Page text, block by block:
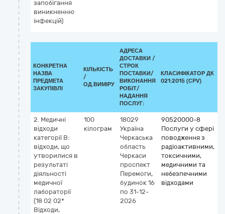
запобігання
виникненню
інфекцій)
КОНКРЕТНА
НАЗВА
ПРЕДМЕТА
ЗАКУПІВЛІ
КІЛЬКІСТЬ
/
ОД.ВИМІРУ
АДРЕСА
ДОСТАВКИ /
СТРОК
ПОСТАВКИ/
ВИКОНАННЯ
РОБІТ/
НАДАННЯ
ПОСЛУГ:
КЛАСИФІКАТОР ДК
021:2015 (CPV)
2. Медичні
відходи
категорії В:
відходи, що
утворилися в
результаті
діяльності
медичної
лабораторії
(18 02 02*
Відходи,
100
кілограм
18029
Україна
Черкаська
область
Черкаси
проспект
Перемоги,
будинок 16
по 31-12-
2026
90520000-8
Послуги у сфері
поводження з
радіоактивними,
токсичними,
медичними та
небезпечними
відходами